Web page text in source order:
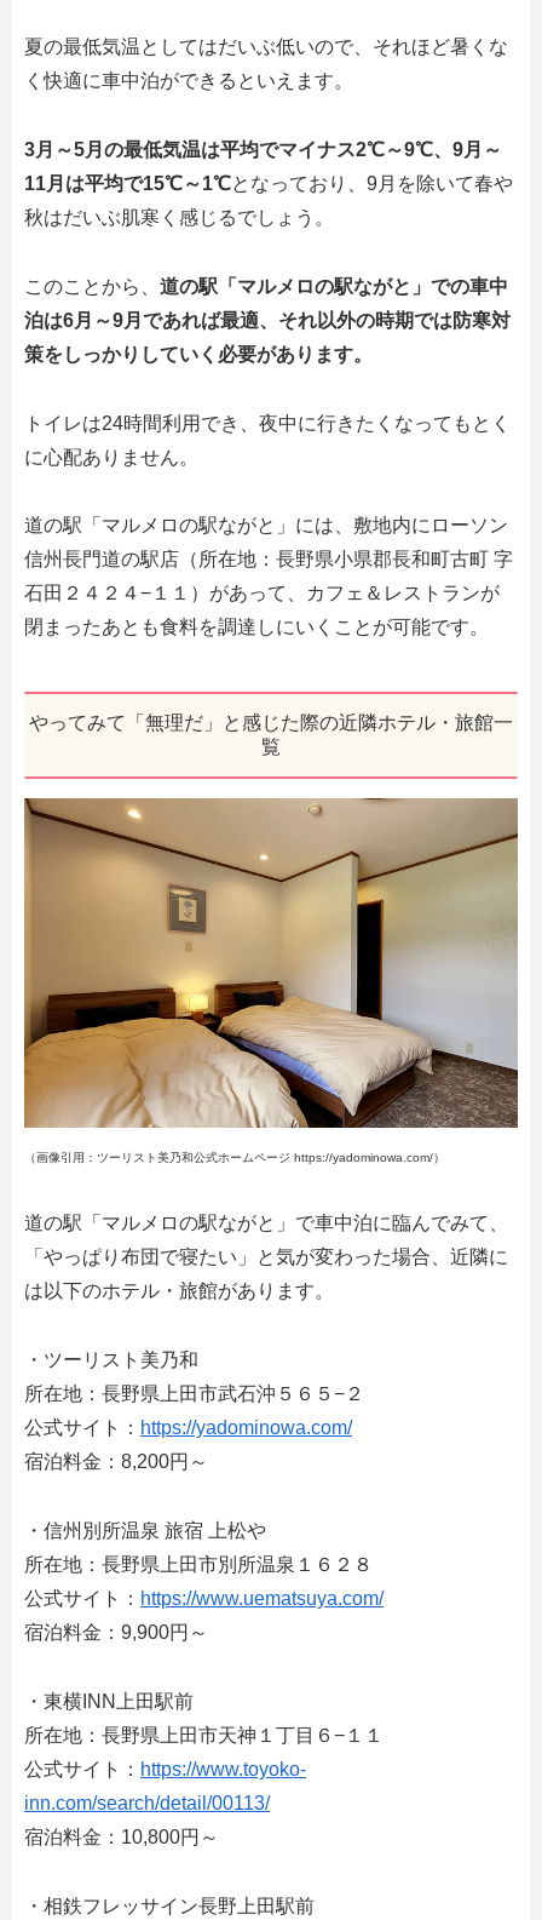
夏の最低気温としてはだいぶ低いので、それほど暑くな
く快適に車中泊ができるといえます。
3月～5月の最低気温は平均でマイナス2℃～9℃、9月～
11月は平均で15℃～1℃となっており、9月を除いて春や
秋はだいぶ肌寒く感じるでしょう。
このことから、 道の駅「マルメロの駅ながと」での車中
泊は6月～9月であれば最適、それ以外の時期では防寒対
策をしっかりしていく必要があります。
トイレは24時間利用でき、夜中に行きたくなってもとく
に心配ありません。
道の駅「マルメロの駅ながと」には、敷地内にローソン
信州長門道の駅店（所在地：長野県小県郡長和町古町 字
石田２４２４−１１）があって、カフェ＆レストランが
閉まったあとも食料を調達しにいくことが可能です。
やってみて「無理だ」と感じた際の近隣ホテル・旅館一
覧
（画像引用：ツーリスト美乃和公式ホームページ https://yadominowa.com/）
道の駅「マルメロの駅ながと」で車中泊に臨んでみて、
「やっぱり布団で寝たい」と気が変わった場合、近隣に
は以下のホテル・旅館があります。
・ツーリスト美乃和
所在地：長野県上田市武石沖５６５−２
公式サイト： https://yadominowa.com/
宿泊料金：8,200円～
・信州別所温泉 旅宿 上松や
所在地：長野県上田市別所温泉１６２８
公式サイト： https://www.uematsuya.com/
宿泊料金：9,900円～
・東横INN上田駅前
所在地：長野県上田市天神１丁目６−１１
公式サイト： https://www.toyoko-
inn.com/search/detail/00113/
宿泊料金：10,800円～
・相鉄フレッサイン長野上田駅前